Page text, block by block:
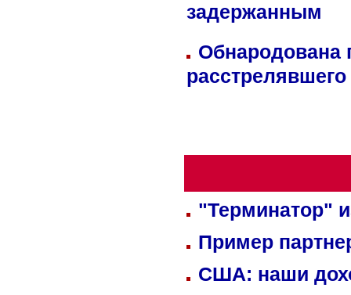
задержанным
Обнародована
"Терминатор"
Пример
США: наши